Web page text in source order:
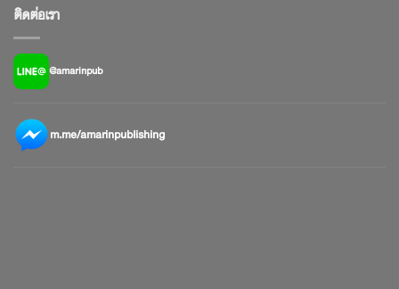
ติดต่อเรา
@amarinpub
m.me/amarinpublishing